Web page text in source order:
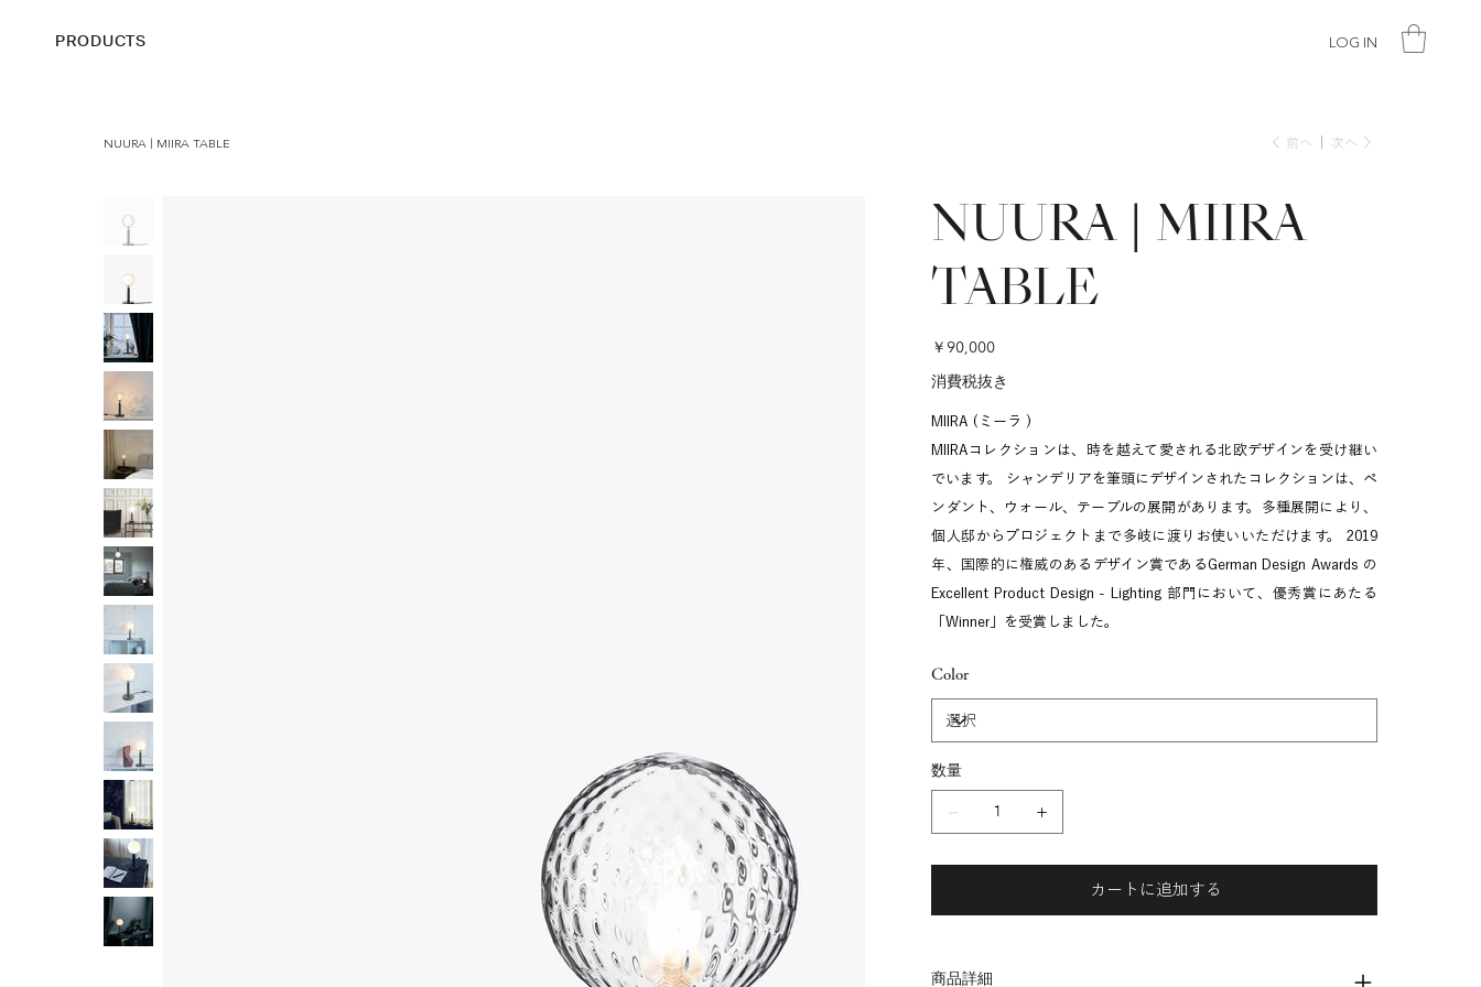
PRODUCTS LOG IN
NUURA | MIIRA TABLE 前へ 次へ
NUURA | MIIRA
TABLE
価
￥90,000
消費税抜き
MIIRA (ミーラ )
MIIRAコレクションは、時を越えて愛される北欧デザインを受け継い
でいます。 シャンデリアを筆頭にデザインされたコレクションは、ペ
ンダント、ウォール、テーブルの展開があります。多種展開により、
個人邸からプロジェクトまで多岐に渡りお使いいただけます。 2019
年、国際的に権威のあるデザイン賞であるGerman Design Awards の
Excellent Product Design - Lighting 部門において、優秀賞にあたる
「Winner」を受賞しました。
Color
数量
カートに追加する
商品詳細